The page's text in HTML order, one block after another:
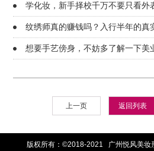
学化妆，新手择校千万不要只看外
纹绣师真的赚钱吗？入行半年的真
想要手艺傍身，不妨多了解一下美
上一页 返回列表
版权所有：©2018-2021 广州悦风美妆